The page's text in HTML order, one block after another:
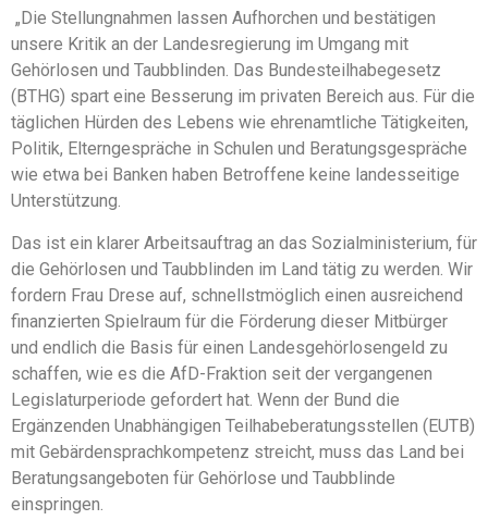
„Die Stellungnahmen lassen Aufhorchen und bestätigen
unsere Kritik an der Landesregierung im Umgang mit
Gehörlosen und Taubblinden. Das Bundesteilhabegesetz
(BTHG) spart eine Besserung im privaten Bereich aus. Für die
täglichen Hürden des Lebens wie ehrenamtliche Tätigkeiten,
Politik, Elterngespräche in Schulen und Beratungsgespräche
wie etwa bei Banken haben Betroffene keine landesseitige
Unterstützung.
Das ist ein klarer Arbeitsauftrag an das Sozialministerium, für
die Gehörlosen und Taubblinden im Land tätig zu werden. Wir
fordern Frau Drese auf, schnellstmöglich einen ausreichend
finanzierten Spielraum für die Förderung dieser Mitbürger
und endlich die Basis für einen Landesgehörlosengeld zu
schaffen, wie es die AfD-Fraktion seit der vergangenen
Legislaturperiode gefordert hat. Wenn der Bund die
Ergänzenden Unabhängigen Teilhabeberatungsstellen (EUTB)
mit Gebärdensprachkompetenz streicht, muss das Land bei
Beratungsangeboten für Gehörlose und Taubblinde
einspringen.